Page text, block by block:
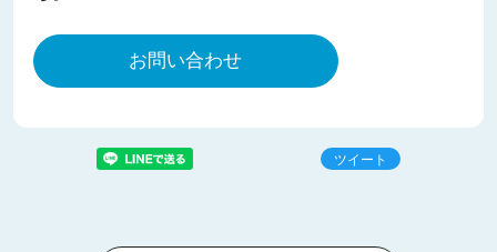
お問い合わせ
ツイート